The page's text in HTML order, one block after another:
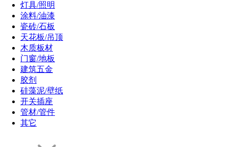
灯具/照明
涂料/油漆
瓷砖/石板
天花板/吊顶
木质板材
门窗/地板
建筑五金
胶剂
硅藻泥/壁纸
开关插座
管材/管件
其它